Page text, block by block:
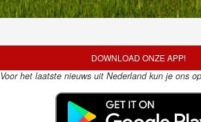
DOWNLOAD ONZE APP!
Voor het laatste nieuws uit Nederland kun je ons